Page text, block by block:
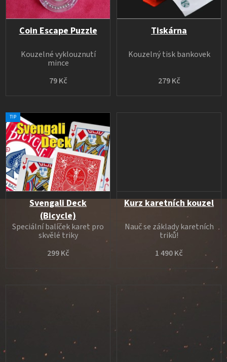
r
ů
Coin Escape Puzzle
79 Kč
Kouzelné vyklouznutí
mince
Tiskárna
279 Kč
Kouzelný tisk bankovek
TIP
Svengali Deck
(Bicycle)
299 Kč
Speciální balíček karet pro
skvělé triky
Kurz karetních kouzel
1 490 Kč
Nauč se základy karetních
triků!